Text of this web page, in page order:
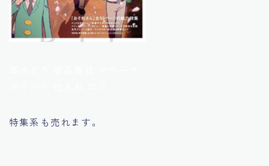
特集系も売れます。